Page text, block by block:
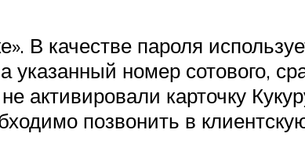
В качестве пароля
номер сотового,
активировали карточку
позвонить в